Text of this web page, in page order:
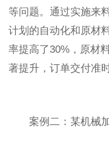
等问题。通过实施来
计划的自动化和原材
率提高了30%，原材
著提升，订单交付准
案例二：某机械